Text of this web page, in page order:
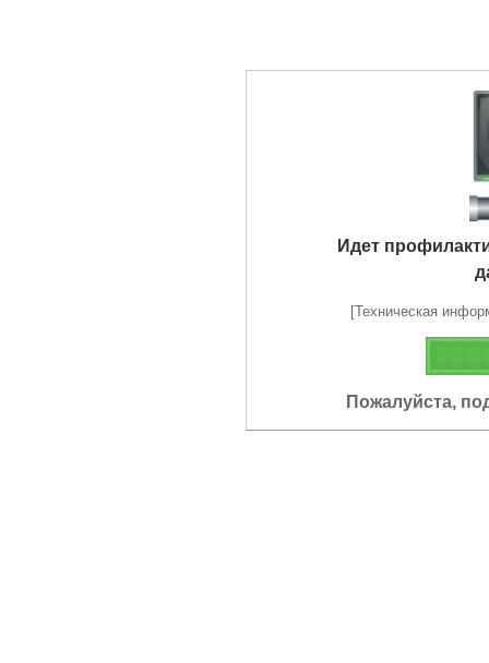
Идет
[Техническая
Пожалуйста,